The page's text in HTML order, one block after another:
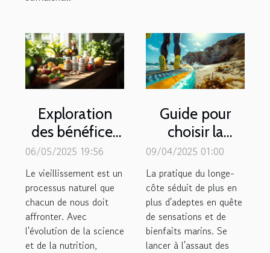
Exploration
des bénéfices
des
compléments
alimentaires
pour le
vieillissement
06/05/2025 19:56
Le vieillissement est un
processus naturel que
chacun de nous doit
affronter. Avec
l'évolution de la science
et de la nutrition,
Guide pour
choisir la
meilleure
combinaison
pour le longe-
côte
09/04/2025 01:00
La pratique du longe-
côte séduit de plus en
plus d'adeptes en quête
de sensations et de
bienfaits marins. Se
lancer à l'assaut des